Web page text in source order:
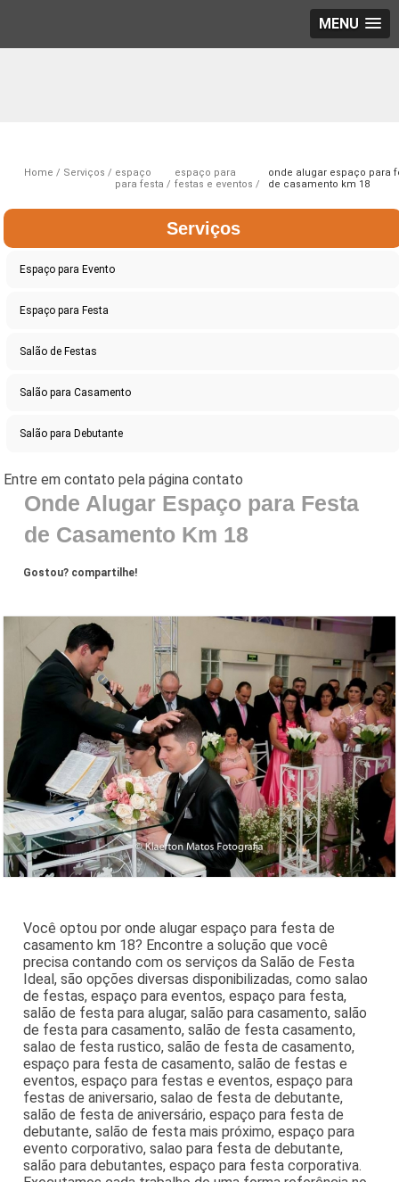
MENU
Home Serviços
espaço
para festa
espaço para
festas e eventos
onde alugar espaço para
de casamento km 18
Serviços
Espaço para Evento
Espaço para Festa
Salão de Festas
Salão para Casamento
Salão para Debutante
Onde Alugar Espaço para Festa
de Casamento Km 18
Gostou? compartilhe!
Você optou por onde alugar espaço para festa de
casamento km 18? Encontre a solução que você
precisa contando com os serviços da Salão de Festa
Ideal, são opções diversas disponibilizadas, como salao
de festas, espaço para eventos, espaço para festa,
salão de festa para alugar, salão para casamento, salão
de festa para casamento, salão de festa casamento,
salao de festa rustico, salão de festa de casamento,
espaço para festa de casamento, salão de festas e
eventos, espaço para festas e eventos, espaço para
festas de aniversario, salao de festa de debutante,
salão de festa de aniversário, espaço para festa de
debutante, salão de festa mais próximo, espaço para
evento corporativo, salao para festa de debutante,
salão para debutantes, espaço para festa corporativa.